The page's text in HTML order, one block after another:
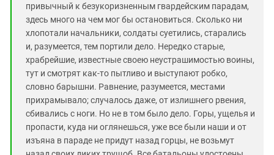
привычный к безукоризненным гвардейским парадам,
здесь много на чем мог бы остановиться. Сколько ни
хлопотали начальники, солдаты суетились, старались
и, разумеется, тем портили дело. Нередко старые,
храбрейшие, известные своею неустрашимостью воины,
тут и смотрят как-то пытливо и выступают робко,
словно барышни. Равнение, разумеется, местами
прихрамывало; случалось даже, от излишнего рвения,
сбивались с ноги. Но не в том было дело. Горы, ущелья и
пропасти, куда ни оглянешься, уже все были наши и от
изъяна в параде не придут назад горцы, не возьмут